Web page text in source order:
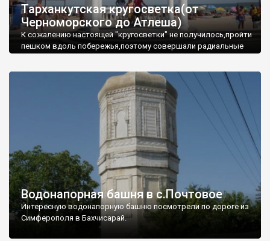
Тарханкутская кругосветка(от
Черноморского до Атлеша)
К сожалению настоящей "кругосветки" не получилось,пройти
пешком вдоль побережья,поэтому совершали радиальные
Водонапорная башня в с.Почтовое
Интересную водонапорную башню посмотрели по дороге из
Симферополя в Бахчисарай.